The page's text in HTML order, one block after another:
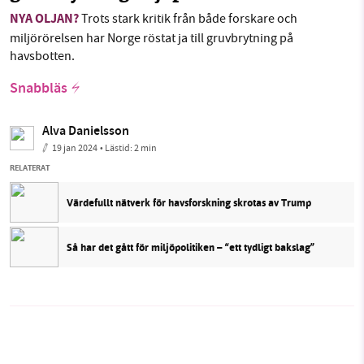
NYA OLJAN?Trots stark kritik från både forskare och
miljörörelsen har Norge röstat ja till gruvbrytning på
havsbotten.
Snabbläs
Alva Danielsson
19 jan 2024• Lästid:2 min
RELATERAT
Värdefullt nätverk för havsforskning skrotas av Trump
Så har det gått för miljöpolitiken – “ett tydligt bakslag”